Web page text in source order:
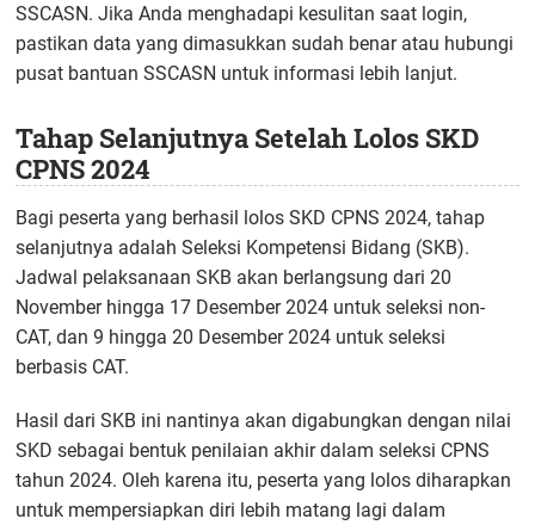
SSCASN. Jika Anda menghadapi kesulitan saat login,
pastikan data yang dimasukkan sudah benar atau hubungi
pusat bantuan SSCASN untuk informasi lebih lanjut.
Tahap Selanjutnya Setelah Lolos SKD
CPNS 2024
Bagi peserta yang berhasil lolos SKD CPNS 2024, tahap
selanjutnya adalah Seleksi Kompetensi Bidang (SKB).
Jadwal pelaksanaan SKB akan berlangsung dari 20
November hingga 17 Desember 2024 untuk seleksi non-
CAT, dan 9 hingga 20 Desember 2024 untuk seleksi
berbasis CAT.
Hasil dari SKB ini nantinya akan digabungkan dengan nilai
SKD sebagai bentuk penilaian akhir dalam seleksi CPNS
tahun 2024. Oleh karena itu, peserta yang lolos diharapkan
untuk mempersiapkan diri lebih matang lagi dalam